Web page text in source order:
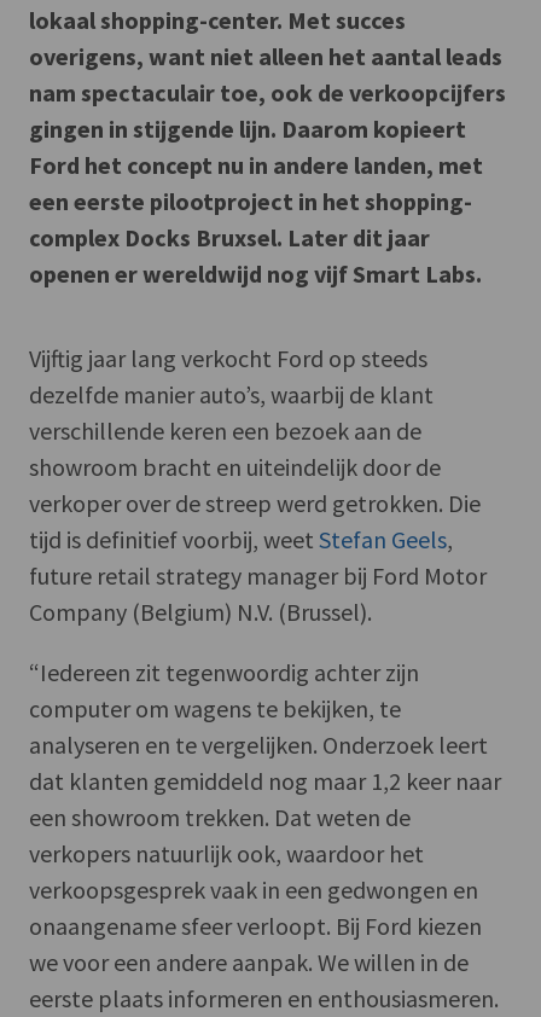
lokaal shopping-center. Met succes
overigens, want niet alleen het aantal leads
nam spectaculair toe, ook de verkoopcijfers
gingen in stijgende lijn. Daarom kopieert
Ford het concept nu in andere landen, met
een eerste pilootproject in het shopping-
complex Docks Bruxsel. Later dit jaar
openen er wereldwijd nog vijf Smart Labs.
Vijftig jaar lang verkocht Ford op steeds
dezelfde manier auto’s, waarbij de klant
verschillende keren een bezoek aan de
showroom bracht en uiteindelijk door de
verkoper over de streep werd getrokken. Die
tijd is definitief voorbij, weet Stefan Geels,
future retail strategy manager bij Ford Motor
Company (Belgium) N.V. (Brussel).
“Iedereen zit tegenwoordig achter zijn
computer om wagens te bekijken, te
analyseren en te vergelijken. Onderzoek leert
dat klanten gemiddeld nog maar 1,2 keer naar
een showroom trekken. Dat weten de
verkopers natuurlijk ook, waardoor het
verkoopsgesprek vaak in een gedwongen en
onaangename sfeer verloopt. Bij Ford kiezen
we voor een andere aanpak. We willen in de
eerste plaats informeren en enthousiasmeren.